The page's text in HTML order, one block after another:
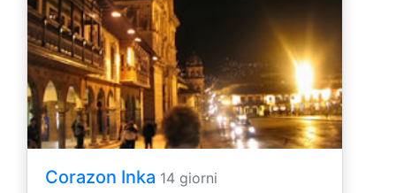
Corazon Inka 14 giorni